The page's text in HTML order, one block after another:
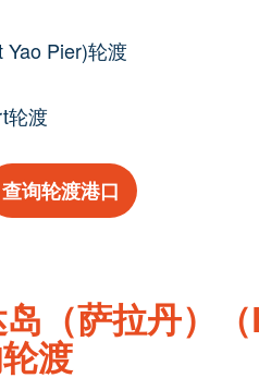
（萨拉丹）
渡
Yao Pier)轮渡
轮渡
查询轮渡港口